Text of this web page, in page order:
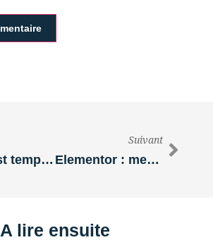
Bon, il est temps de parler hébergeur.
Suivant
Elementor : mes fenêtres modales ne fonctionnent plus !
A lire ensuite